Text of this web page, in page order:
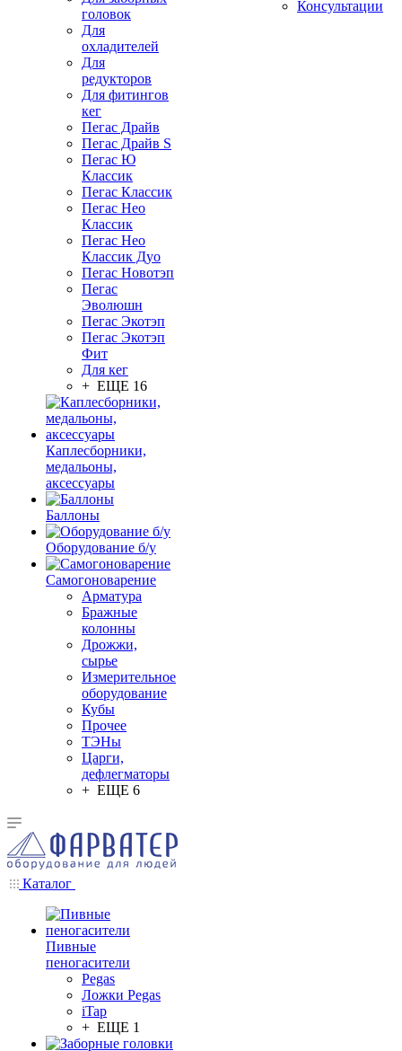
головок
Для
охладителей
Для
редукторов
Для фитингов
кег
Пегас Драйв
Пегас Драйв S
Пегас Ю
Классик
Пегас Классик
Пегас Нео
Классик
Пегас Нео
Классик Дуо
Пегас Новотэп
Пегас
Эволюшн
Пегас Экотэп
Пегас Экотэп
Фит
Для кег
+ ЕЩЕ 16
Каплесборники,
медальоны,
аксессуары
Баллоны
Оборудование б/у
Самогоноварение
Арматура
Бражные
колонны
Дрожжи,
сырье
Измерительное
оборудование
Кубы
Прочее
ТЭНы
Царги,
дефлегматоры
+ ЕЩЕ 6
Консультации
Каталог
Пивные
пеногасители
Pegas
Ложки Pegas
iTap
+ ЕЩЕ 1